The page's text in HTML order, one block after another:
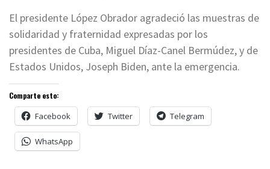
El presidente López Obrador agradeció las muestras de
solidaridad y fraternidad expresadas por los
presidentes de Cuba, Miguel Díaz-Canel Bermúdez, y de
Estados Unidos, Joseph Biden, ante la emergencia.
Comparte esto:
Facebook Twitter Telegram
WhatsApp